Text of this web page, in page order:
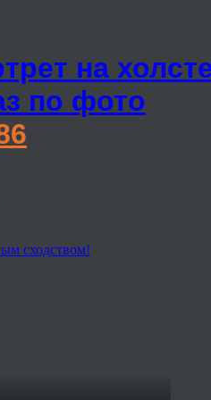
на
по фото
сходством!